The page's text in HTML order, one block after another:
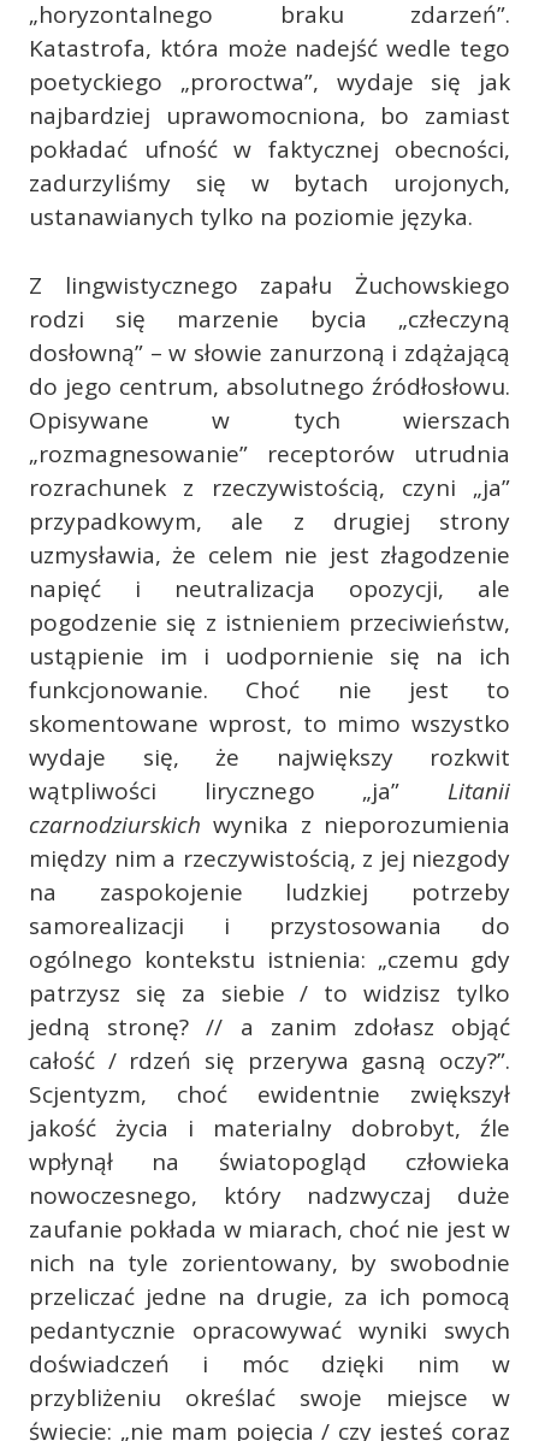
„horyzontalnego braku zdarzeń”.
Katastrofa, która może nadejść wedle tego
poetyckiego „proroctwa”, wydaje się jak
najbardziej uprawomocniona, bo zamiast
pokładać ufność w faktycznej obecności,
zadurzyliśmy się w bytach urojonych,
ustanawianych tylko na poziomie języka.
Z lingwistycznego zapału Żuchowskiego
rodzi się marzenie bycia „człeczyną
dosłowną” – w słowie zanurzoną i zdążającą
do jego centrum, absolutnego źródłosłowu.
Opisywane w tych wierszach
„rozmagnesowanie” receptorów utrudnia
rozrachunek z rzeczywistością, czyni „ja”
przypadkowym, ale z drugiej strony
uzmysławia, że celem nie jest złagodzenie
napięć i neutralizacja opozycji, ale
pogodzenie się z istnieniem przeciwieństw,
ustąpienie im i uodpornienie się na ich
funkcjonowanie. Choć nie jest to
skomentowane wprost, to mimo wszystko
wydaje się, że największy rozkwit
wątpliwości lirycznego „ja” Litanii
czarnodziurskich wynika z nieporozumienia
między nim a rzeczywistością, z jej niezgody
na zaspokojenie ludzkiej potrzeby
samorealizacji i przystosowania do
ogólnego kontekstu istnienia: „czemu gdy
patrzysz się za siebie / to widzisz tylko
jedną stronę? // a zanim zdołasz objąć
całość / rdzeń się przerywa gasną oczy?”.
Scjentyzm, choć ewidentnie zwiększył
jakość życia i materialny dobrobyt, źle
wpłynął na światopogląd człowieka
nowoczesnego, który nadzwyczaj duże
zaufanie pokłada w miarach, choć nie jest w
nich na tyle zorientowany, by swobodnie
przeliczać jedne na drugie, za ich pomocą
pedantycznie opracowywać wyniki swych
doświadczeń i móc dzięki nim w
przybliżeniu określać swoje miejsce w
świecie: „nie mam pojęcia / czy jesteś coraz